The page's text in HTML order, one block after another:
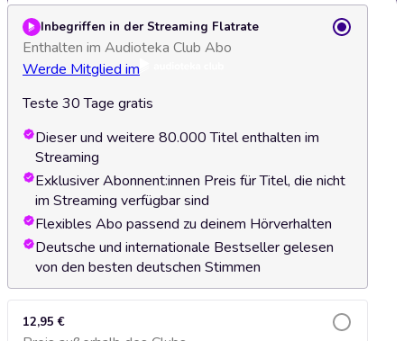
Inbegriffen in der Streaming Flatrate
Enthalten im Audioteka Club Abo
Werde Mitglied im
Teste 30 Tage gratis
Dieser und weitere 80.000 Titel enthalten im
Streaming
Exklusiver Abonnent:innen Preis für Titel, die nicht
im Streaming verfügbar sind
Flexibles Abo passend zu deinem Hörverhalten
Deutsche und internationale Bestseller gelesen
von den besten deutschen Stimmen
12,95 €